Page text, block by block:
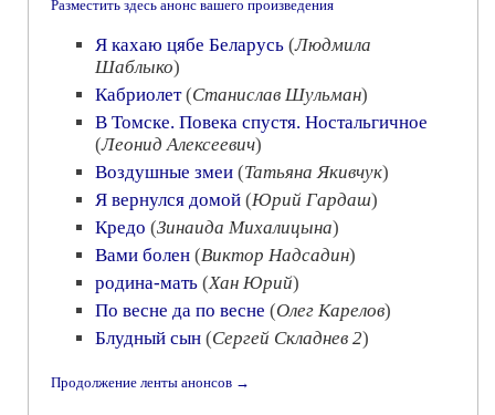
Разместить здесь анонс вашего произведения
Я кахаю цябе Беларусь (Людмила
Шаблыко)
Кабриолет(Станислав Шульман)
В Томске. Повека спустя. Ностальгичное
(Леонид Алексеевич)
Воздушные змеи (Татьяна Якивчук)
Я вернулся домой (Юрий Гардаш)
Кредо (Зинаида Михалицына)
Вами болен (Виктор Надсадин)
родина-мать (Хан Юрий)
По весне да по весне (Олег Карелов)
Блудный сын (Сергей Складнев 2)
Продолжение ленты анонсов →